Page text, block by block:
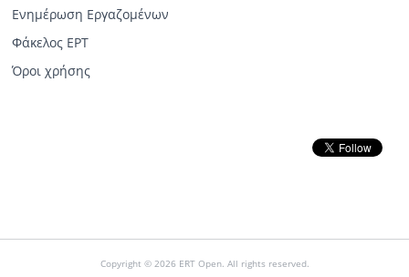
Ενημέρωση Εργαζομένων
Φάκελος ΕΡΤ
Όροι χρήσης
Copyright © 2026 ERT Open. All rights reserved.